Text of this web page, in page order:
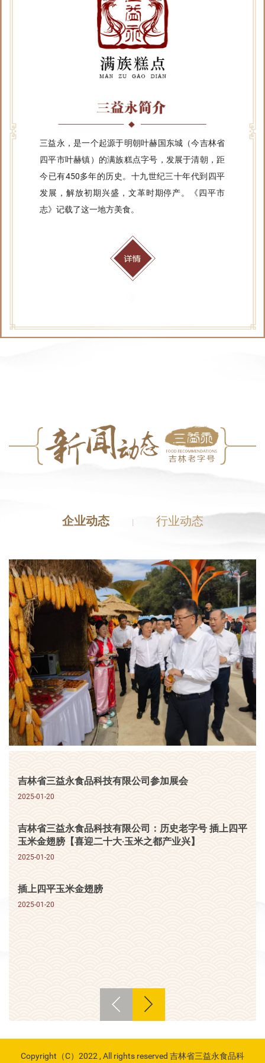
三益永，是一个起源于明朝叶赫国东城（今吉林省
四平市叶赫镇）的满族糕点字号，发展于清朝，距
今已有450多年的历史。十九世纪三十年代到四平
发展，解放初期兴盛，文革时期停产。《四平市
志》记载了这一地方美食。
企业动态 | 行业动态
吉林省三益永食品科技有限公司参加展会
2025-01-20
吉林省三益永食品科技有限公司：历史老字号 插上四平
玉米金翅膀【喜迎二十大·玉米之都产业兴】
2025-01-20
插上四平玉米金翅膀
2025-01-20
Copyright（C）2022 , All rights reserved 吉林省三益永食品科